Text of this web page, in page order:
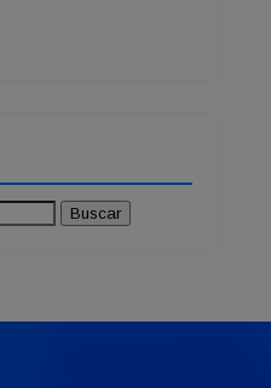
Buscar